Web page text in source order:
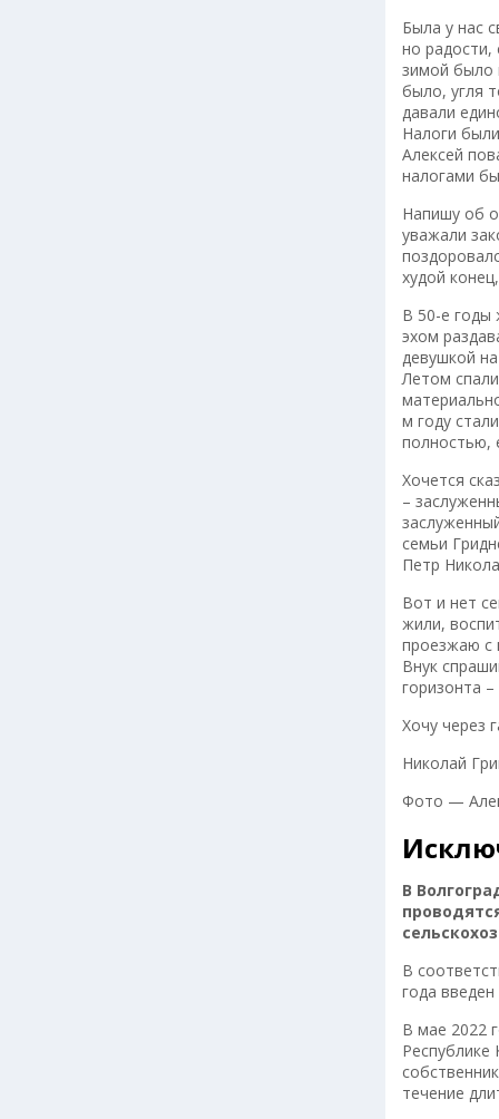
Была у нас
но радости,
зимой было
было, угля
давали
Налоги
Алексей
налогами
Напишу об
уважали
худой
В 50-е годы
эхом
девушкой
Летом
м году
полностью,
Хочется
–
семьи
Петр
Вот и нет
жили,
проезжаю с
Внук
горизонта
Хочу через
Николай
Фото —
В
В
года
В мае 2022
Республике
течение